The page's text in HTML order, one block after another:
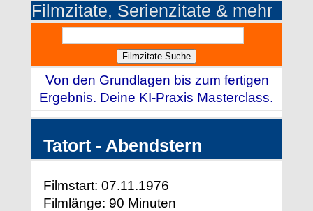
Filmzitate, Serienzitate & mehr
Von den Grundlagen bis zum fertigen
Ergebnis. Deine KI-Praxis Masterclass.
Tatort - Abendstern
Filmstart: 07.11.1976
Filmlänge: 90 Minuten